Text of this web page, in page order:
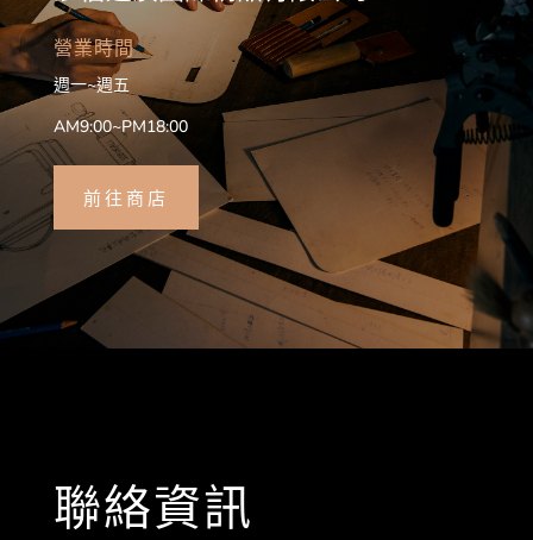
營業時間
週一~週五
AM9:00~PM18:00
前往商店
聯絡資訊